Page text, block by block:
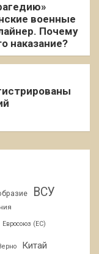
военные
Почему
наказание?
ВСУ
Евросоюз (ЕС)
Китай